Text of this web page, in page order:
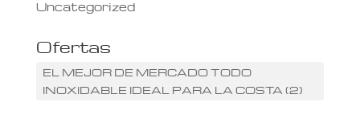
Uncategorized
Ofertas
EL MEJOR DE MERCADO TODO
INOXIDABLE IDEAL PARA LA COSTA (2)